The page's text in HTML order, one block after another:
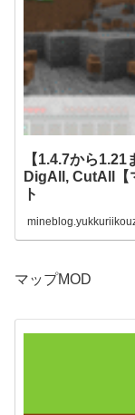
【1.4.7から
DigAll, CutAll【
ト
マップMOD